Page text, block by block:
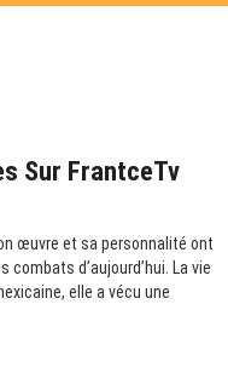
Sur FrantceTv
œuvre et sa personnalité ont
d’aujourd’hui. La vie
elle a vécu une